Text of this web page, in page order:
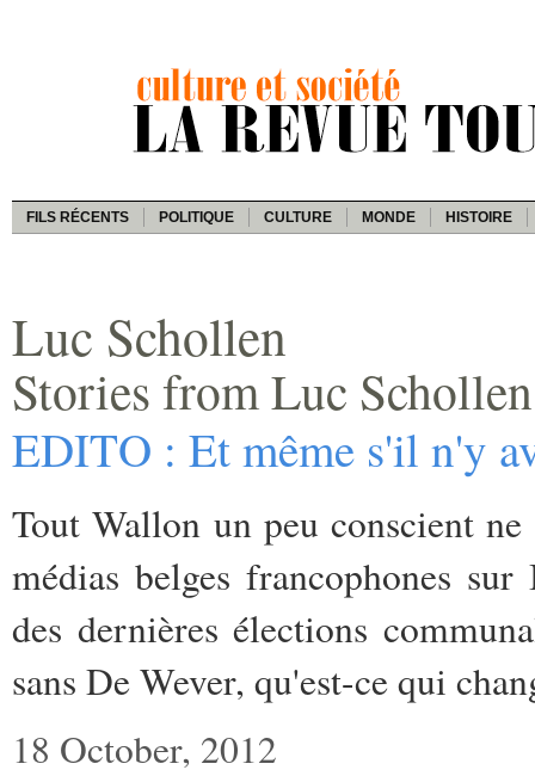
FILS RÉCENTS POLITIQUE CULTURE MONDE HISTOIRE
Luc Schollen
Stories from Luc Schollen
EDITO : Et même s'il n'y
Tout Wallon un peu conscient
médias belges francophones
des dernières élections
sans De Wever, qu'est-ce qui
18 October, 2012